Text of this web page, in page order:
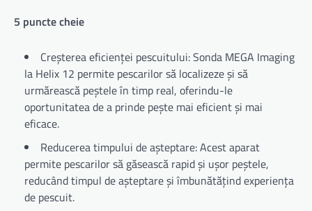
5 puncte cheie
Creșterea eficienței pescuitului: Sonda MEGA Imaging
la Helix 12 permite pescarilor să localizeze și să
urmărească peștele în timp real, oferindu-le
oportunitatea de a prinde pește mai eficient și mai
eficace.
Reducerea timpului de așteptare: Acest aparat
permite pescarilor să găsească rapid și ușor peștele,
reducând timpul de așteptare și îmbunătățind experiența
de pescuit.